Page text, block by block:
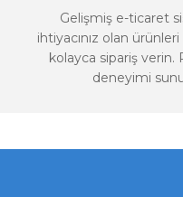
Gelişmiş e-ticaret
ihtiyacınız olan ürünleri
kolayca sipariş verin.
deneyimi